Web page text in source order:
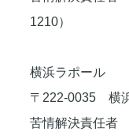
1210）
横浜ラポール
〒222-0035 横
苦情解決責任者